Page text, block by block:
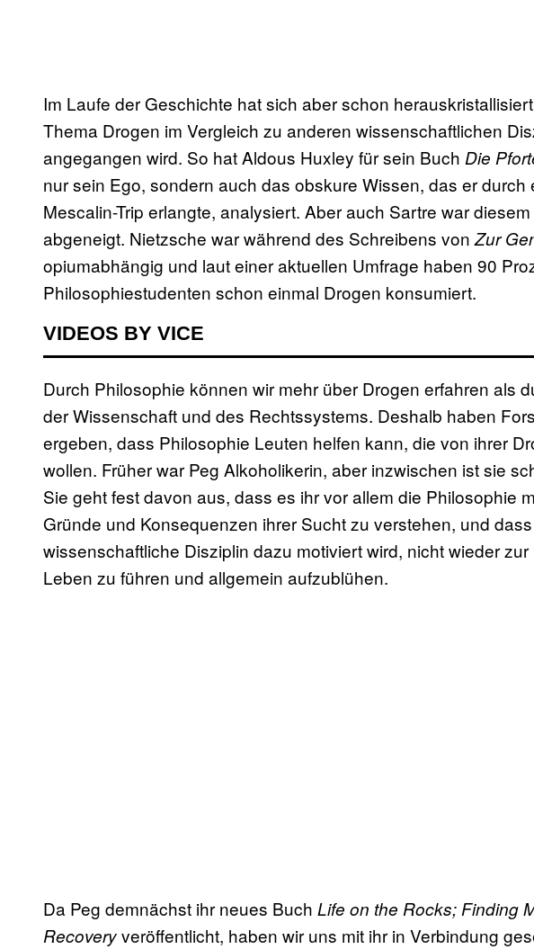
Im Laufe der Geschichte hat sich aber schon
Thema Drogen im Vergleich zu anderen wissenschaftlichen
angegangen wird. So hat Aldous Huxley für sein Buch Die
nur sein Ego, sondern auch das obskure Wissen, das er durch
Mescalin-Trip erlangte, analysiert. Aber auch Sartre war
abgeneigt. Nietzsche war während des Schreibens von Zur
opiumabhängig und laut einer aktuellen Umfrage haben 90
Philosophiestudenten schon einmal Drogen konsumiert.
VIDEOS BY VICE
Durch Philosophie können wir mehr über Drogen erfahren als
der Wissenschaft und des Rechtssystems. Deshalb haben
ergeben, dass Philosophie Leuten helfen kann, die von ihrer
wollen. Früher war Peg Alkoholikerin, aber inzwischen ist sie
Sie geht fest davon aus, dass es ihr vor allem die Philosophie
Gründe und Konsequenzen ihrer Sucht zu verstehen, und
wissenschaftliche Disziplin dazu motiviert wird, nicht wieder
Leben zu führen und allgemein aufzublühen.
Da Peg demnächst ihr neues Buch Life on the Rocks; Finding
Recoveryveröffentlicht, haben wir uns mit ihr in Verbindung